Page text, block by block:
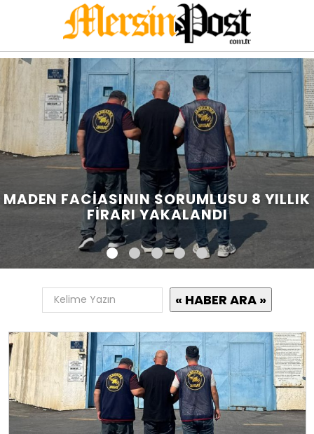
MADEN FACIASININ SORUMLUSU 8 YILLIK
FIRARI YAKALANDI